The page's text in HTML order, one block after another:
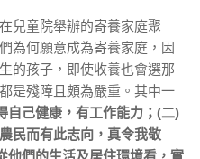
兒童院舉辦的寄養家庭聚
為何願意成為寄養家庭，因
的孩子，即使收養也會選那
是殘障且頗為嚴重。其中一
自己健康，有工作能力；(二)
民而有此志向，真令我敬
他們的生活及居住環境看，實